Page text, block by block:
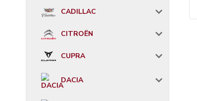
CADILLAC
CITROËN
CUPRA
DACIA